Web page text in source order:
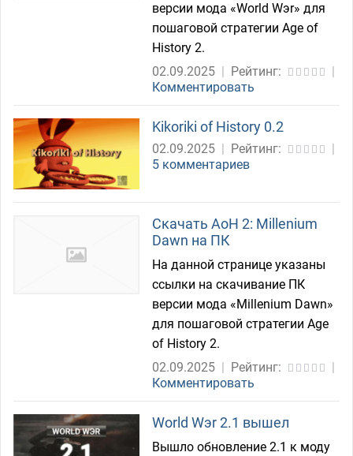
версии мода «World Wэr» для
пошаговой стратегии Age of
History 2.
02.09.2025 | Рейтинг:
|
Комментировать
Kikoriki of History 0.2
02.09.2025 | Рейтинг:
|
5 комментариев
Скачать AoH 2: Millenium
Dawn на ПК
На данной странице указаны
ссылки на скачивание ПК
версии мода «Millenium Dawn»
для пошаговой стратегии Age
of History 2.
02.09.2025 | Рейтинг:
|
Комментировать
World Wэr 2.1 вышел
Вышло обновление 2.1 к моду